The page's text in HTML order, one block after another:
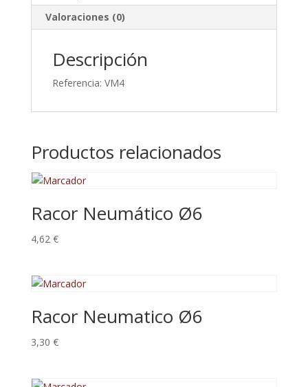
Valoraciones (0)
Descripción
Referencia: VM4
Productos relacionados
Racor Neumático Ø6
4,62 €
Racor Neumatico Ø6
3,30 €